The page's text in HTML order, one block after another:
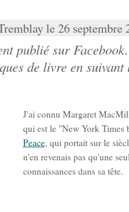
le 26 septembre
publié sur
de livre en suivant
J'ai connu Margaret
qui est le "New York Times
Peace, qui portait sur le
n'en revenais pas qu'une
connaissances dans sa tête.